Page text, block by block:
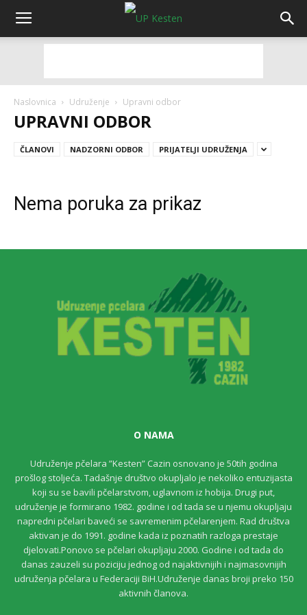
Naslovnica Udruženje Upravni odbor
UPRAVNI ODBOR
ČLANOVI NADZORNI ODBOR PRIJATELJI UDRUŽENJA
Nema poruka za prikaz
O NAMA
Udruženje pčelara ”Kesten” Cazin osnovano je 50tih godina
prošlog stoljeća. Tadašnje društvo okupljalo je nekoliko entuzijasta
koji su se bavili pčelarstvom, uglavnom iz hobija. Drugi put,
udruženje je formirano 1982. godine i od tada se u njemu okupljaju
napredni pčelari baveći se savremenim pčelarenjem. Rad društva
aktivan je do 1991. godine kada iz poznatih razloga prestaje
djelovati.Ponovo se pčelari okupljaju 2000. Godine i od tada do
danas zauzeli su poziciju jednog od najaktivnijih i najmasovnijih
udruženja pčelara u Federaciji BiH.Udruženje danas broji preko 150
aktivnih članova.